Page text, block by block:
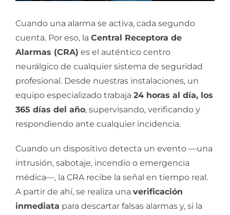
Cuando una alarma se activa, cada segundo
cuenta. Por eso, la Central Receptora de
Alarmas (CRA) es el auténtico centro
neurálgico de cualquier sistema de seguridad
profesional. Desde nuestras instalaciones, un
equipo especializado trabaja 24 horas al día, los
365 días del año, supervisando, verificando y
respondiendo ante cualquier incidencia.
Cuando un dispositivo detecta un evento —una
intrusión, sabotaje, incendio o emergencia
médica—, la CRA recibe la señal en tiempo real.
A partir de ahí, se realiza una verificación
inmediata para descartar falsas alarmas y, si la